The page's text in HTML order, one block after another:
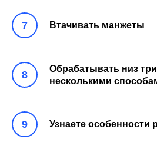
7 Втачивать манжеты
8
Обрабатывать низ
несколькими
9 Узнаете особенности